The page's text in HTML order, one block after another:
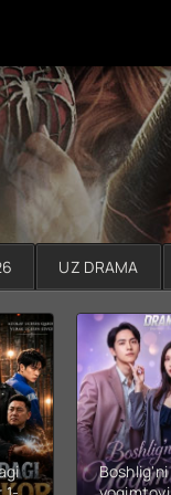
UZ DRAMA
Boshlig'ni